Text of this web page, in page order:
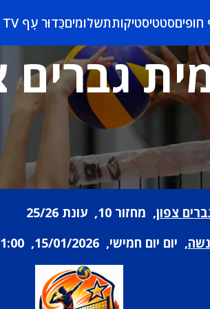
חופיםסטטיסטיקותתשלומיםכַּדוּר עָף TV
גברים
צפון, מחזור 10, עונת 25/26
, יום יום חמישי, 15/01/2026, 21:00